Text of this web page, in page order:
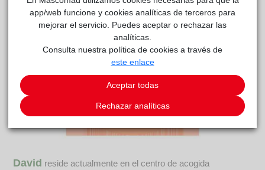
David reside actualmente en el centro de acogida
app/web funcione y cookies analíticas de terceros para
mejorar el servicio. Puedes aceptar o rechazar las
analíticas.
Consulta nuestra política de cookies a través de
este enlace
Aceptar todas
Rechazar analíticas